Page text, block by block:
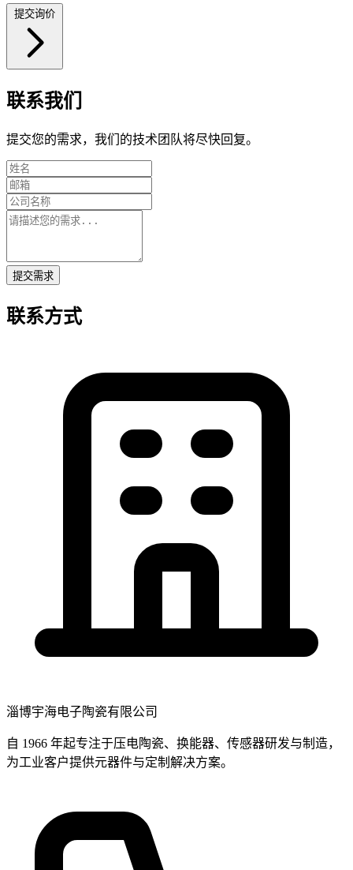
提交询价
联系我们
提交您的需求，我们的技术团队将尽快回复。
提交需求
联系方式
淄博宇海电子陶瓷有限公司
自 1966 年起专注于压电陶瓷、换能器、传感器研发与制造，
为工业客户提供元器件与定制解决方案。